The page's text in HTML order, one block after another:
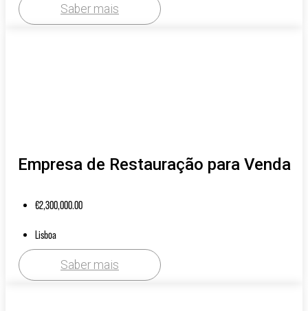
Saber mais
Empresa de Restauração para Venda
€2,300,000.00
Lisboa
Saber mais